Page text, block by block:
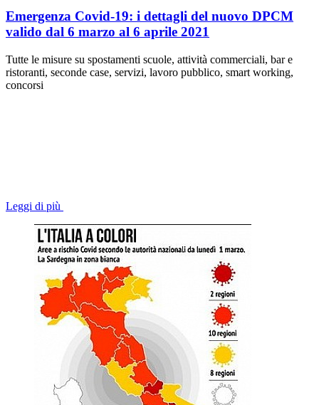
Emergenza Covid-19: i dettagli del nuovo DPCM
valido dal 6 marzo al 6 aprile 2021
Tutte le misure su spostamenti scuole, attività commerciali, bar e
ristoranti, seconde case, servizi, lavoro pubblico, smart working,
concorsi
Leggi di più